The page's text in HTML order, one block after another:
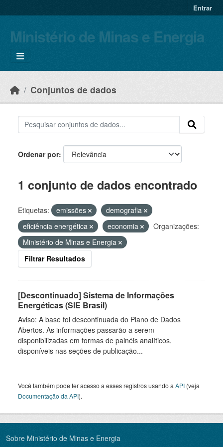
Entrar
Ministério de Minas e Energia
Conjuntos de dados
Ordenar por
1 conjunto de dados encontrado
Etiquetas: emissões
demografia
eficiência energética
economia
Organizações:
Ministério de Minas e Energia
Filtrar Resultados
[Descontinuado] Sistema de Informações
Energéticas (SIE Brasil)
Aviso: A base foi descontinuada do Plano de Dados
Abertos. As informações passarão a serem
disponibilizadas em formas de painéis analíticos,
disponíveis nas seções de publicação...
Você também pode ter acesso a esses registros usando a API (veja
Documentação da API).
Sobre Ministério de Minas e Energia